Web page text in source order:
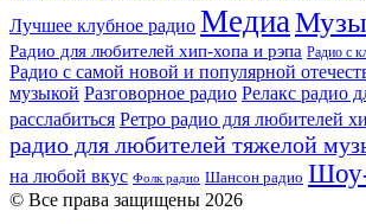
Лучшее клубное радио Медиа
Радио для любителей хип-хопа и рэпа Радио с
Радио с самой новой и популярной
музыкой Разговорное радио Релакс радио
расслабиться Ретро радио для любителей
радио для любителей тяжелой
на любой вкус Фолк радио Шансон радио
© Все права защищены 2026